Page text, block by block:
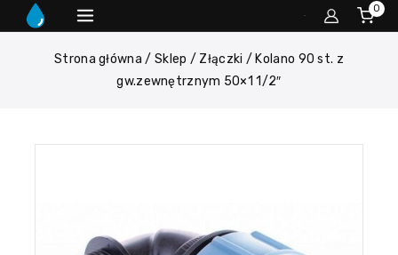
0
Strona główna / Sklep / Złączki / Kolano 90 st. z
gw.zewnętrznym 50×1 1/2″